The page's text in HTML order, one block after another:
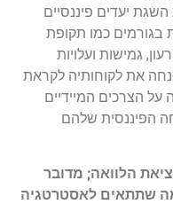
יעדים פיננסיים
בגורמים כמו תקופת
גמישות ועלויות
את לקוחותיה לקראת
הצרכים המיידיים
הפיננסית שלהם
הלוואה; מדובר
שתתאים לאסטרטגיה